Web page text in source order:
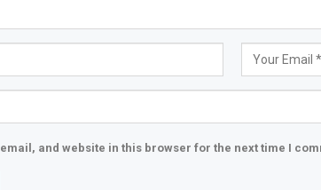
and website in this browser for the next time I